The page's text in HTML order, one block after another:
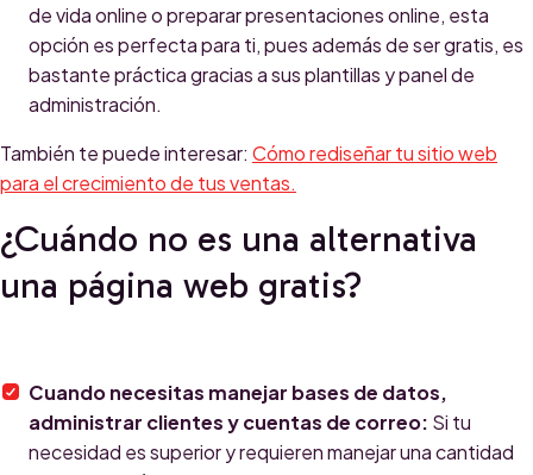
de vida online o preparar presentaciones online, esta
opción es perfecta para ti, pues además de ser gratis, es
bastante práctica gracias a sus plantillas y panel de
administración.
También te puede interesar: Cómo rediseñar tu sitio web
para el crecimiento de tus ventas.
¿Cuándo no es una alternativa
una página web gratis?
Cuando necesitas manejar bases de datos,
administrar clientes y cuentas de correo: Si tu
necesidad es superior y requieren manejar una cantidad